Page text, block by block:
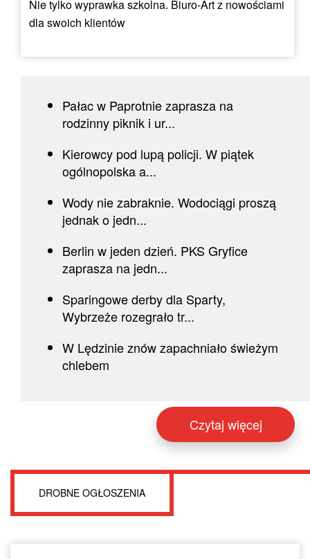
Nie tylko wyprawka szkolna. Biuro-Art z nowościami
dla swoich klientów
Pałac w Paprotnie zaprasza na
rodzinny piknik i ur...
Kierowcy pod lupą policji. W piątek
ogólnopolska a...
Wody nie zabraknie. Wodociągi proszą
jednak o jedn...
Berlin w jeden dzień. PKS Gryfice
zaprasza na jedn...
Sparingowe derby dla Sparty,
Wybrzeże rozegrało tr...
W Lędzinie znów zapachniało świeżym
chlebem
Czytaj więcej
DROBNE OGŁOSZENIA